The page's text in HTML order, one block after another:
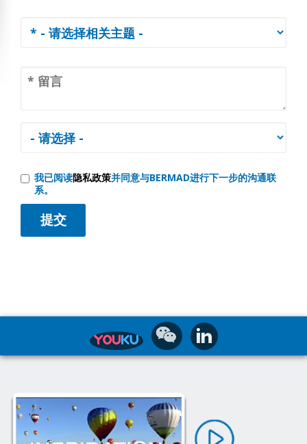
我已阅读隐私政策并同意与BERMAD进行下一步的沟通联
系。